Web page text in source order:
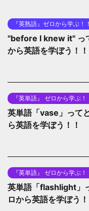
『英熟語』ゼロから学ぶ！！
"before I knew it" っ
から英語を学ぼう！！
『英単語』 ゼロから学ぶ！
英単語「vase」って
ら英語を学ぼう！！
『英単語』 ゼロから学ぶ！
英単語「flashlight」
ロから英語を学ぼう！